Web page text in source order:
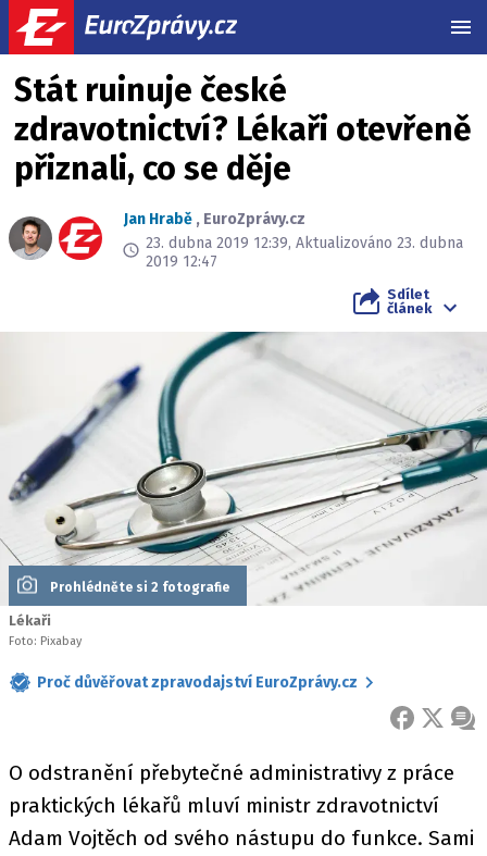
Stát ruinuje české
zdravotnictví? Lékaři otevřeně
přiznali, co se děje
Jan Hrabě , EuroZprávy.cz
23. dubna 2019 12:39, Aktualizováno 23. dubna
2019 12:47
Sdílet
článek
Prohlédněte si 2 fotografie
Lékaři
Foto: Pixabay
Proč důvěřovat zpravodajství EuroZprávy.cz
FACEBOOK
X
O odstranění přebytečné administrativy z práce
praktických lékařů mluví ministr zdravotnictví
Adam Vojtěch od svého nástupu do funkce. Sami